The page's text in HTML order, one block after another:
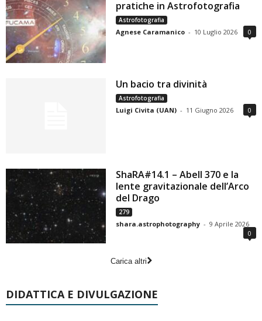
pratiche in Astrofotografia
Astrofotografia
Agnese Caramanico - 10 Luglio 2026 0
Un bacio tra divinità
Astrofotografia
Luigi Civita (UAN) - 11 Giugno 2026 0
ShaRA#14.1 – Abell 370 e la
lente gravitazionale dell’Arco
del Drago
279
shara.astrophotography - 9 Aprile 2026
0
Carica altri
DIDATTICA E DIVULGAZIONE